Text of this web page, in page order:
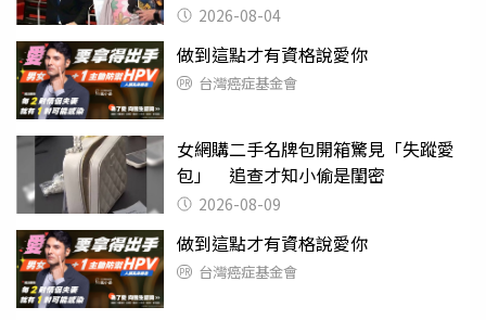
2026-08-04
做到這點才有資格說愛你
台灣癌症基金會
女網購二手名牌包開箱驚見「失蹤愛
包」 追查才知小偷是閨密
2026-08-09
做到這點才有資格說愛你
台灣癌症基金會